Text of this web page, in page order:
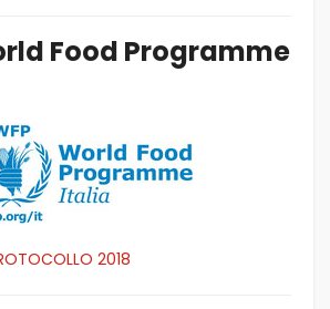
Food Programme
2018